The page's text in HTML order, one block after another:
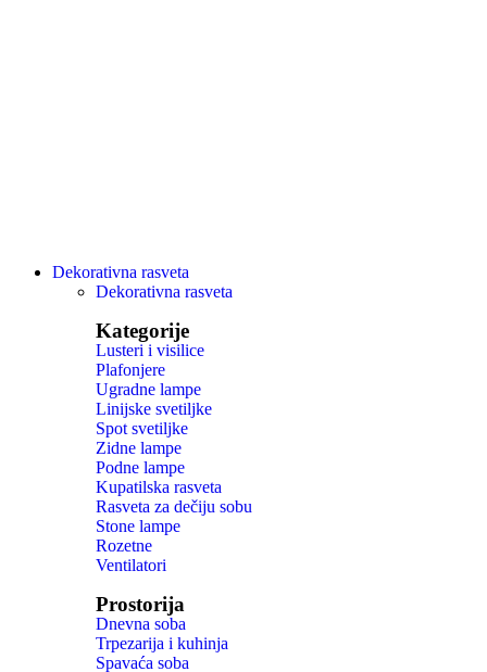
Dekorativna rasveta
Dekorativna rasveta
Kategorije
Lusteri i visilice
Plafonjere
Ugradne lampe
Linijske svetiljke
Spot svetiljke
Zidne lampe
Podne lampe
Kupatilska rasveta
Rasveta za dečiju sobu
Stone lampe
Rozetne
Ventilatori
Prostorija
Dnevna soba
Trpezarija i kuhinja
Spavaća soba